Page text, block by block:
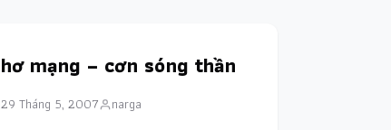
mạng – cơn sóng thần
29 Tháng 5, 2007 narga